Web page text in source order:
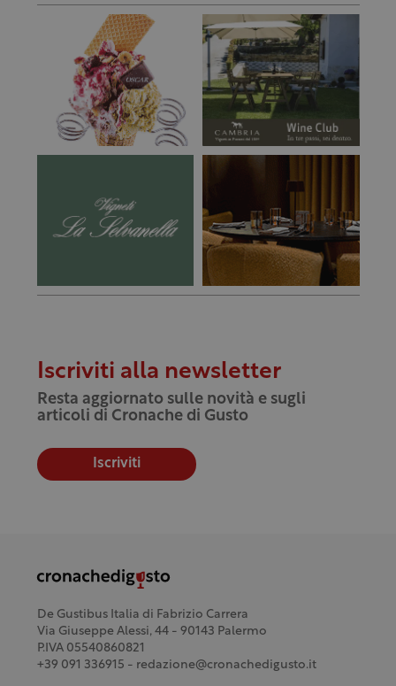
Iscriviti alla newsletter
Resta aggiornato sulle novità e sugli
articoli di Cronache di Gusto
Iscriviti
De Gustibus Italia di Fabrizio Carrera
Via Giuseppe Alessi, 44 - 90143 Palermo
P.IVA 05540860821
+39 091 336915 - redazione@cronachedigusto.it